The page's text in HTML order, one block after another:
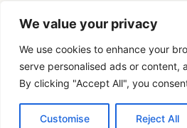
We value your privacy
We use cookies to enhance your
serve personalised ads or content,
By clicking "Accept All", you
Customise Reject All
© 2026 Native